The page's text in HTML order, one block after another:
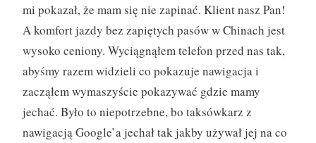
mi pokazał, że mam się nie zapinać. Klient nasz Pan!
A komfort jazdy bez zapiętych pasów w Chinach jest
wysoko ceniony. Wyciągnąłem telefon przed nas tak,
abyśmy razem widzieli co pokazuje nawigacja i
zacząłem wymaszyście pokazywać gdzie mamy
jechać. Było to niepotrzebne, bo taksówkarz z
nawigacją Google’a jechał tak jakby używał jej na co